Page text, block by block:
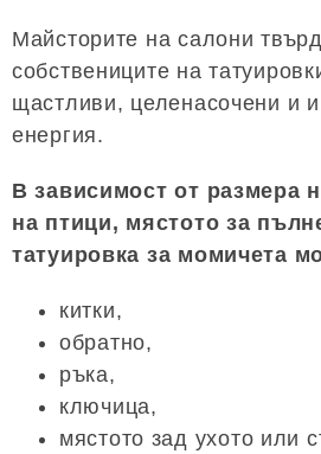
Майсторите на салони
собствениците на
щастливи, целенасочени и
енергия.
В зависимост от размера
на птици, мястото за
татуировка за момичета
китки,
обратно,
ръка,
ключица,
мястото зад ухото или